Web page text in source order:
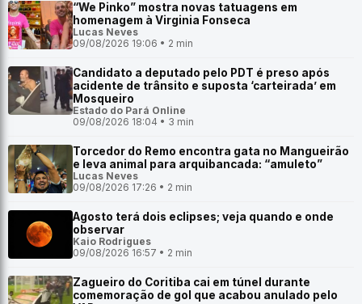
“We Pinko” mostra novas tatuagens em
homenagem à Virginia Fonseca
Lucas Neves
09/08/2026 19:06 • 2 min
Candidato a deputado pelo PDT é preso após
acidente de trânsito e suposta ‘carteirada’ em
Mosqueiro
Estado do Pará Online
09/08/2026 18:04 • 3 min
Torcedor do Remo encontra gata no Mangueirão
e leva animal para arquibancada: “amuleto”
Lucas Neves
09/08/2026 17:26 • 2 min
Agosto terá dois eclipses; veja quando e onde
observar
Kaio Rodrigues
09/08/2026 16:57 • 2 min
Zagueiro do Coritiba cai em túnel durante
comemoração de gol que acabou anulado pelo